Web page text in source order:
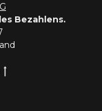
Bezahlens.